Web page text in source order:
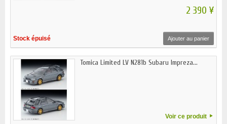
2 390 ¥
Stock épuisé Ajouter au panier
Tomica Limited LV N281b Subaru Impreza...
Voir ce produit